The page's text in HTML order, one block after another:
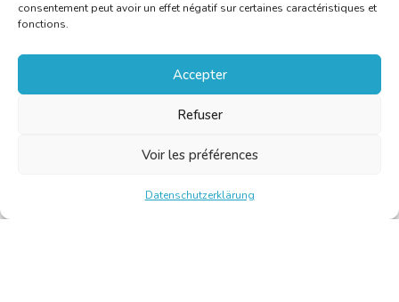
consentement peut avoir un effet négatif sur certaines caractéristiques et
fonctions.
Accepter
Refuser
Voir les préférences
Datenschutzerklärung